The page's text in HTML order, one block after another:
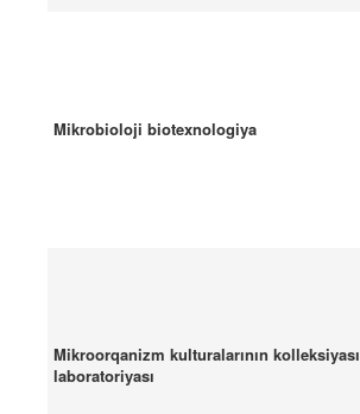
Mikrobioloji biotexnologiya
Mikroorqanizm kulturalarının kolleksiyası
laboratoriyası